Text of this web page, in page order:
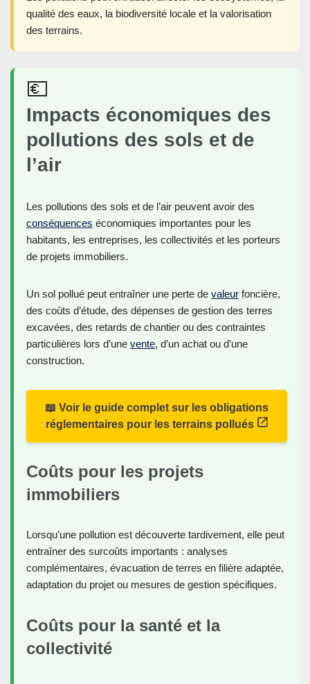
qualité des eaux, la biodiversité locale et la valorisation
des terrains.
💶
Impacts économiques des
pollutions des sols et de
l’air
Les pollutions des sols et de l’air peuvent avoir des
conséquences économiques importantes pour les
habitants, les entreprises, les collectivités et les porteurs
de projets immobiliers.
Un sol pollué peut entraîner une perte de valeur foncière,
des coûts d’étude, des dépenses de gestion des terres
excavées, des retards de chantier ou des contraintes
particulières lors d’une vente, d’un achat ou d’une
construction.
📖 Voir le guide complet sur les obligations
réglementaires pour les terrains pollués
Coûts pour les projets
immobiliers
Lorsqu’une pollution est découverte tardivement, elle peut
entraîner des surcoûts importants : analyses
complémentaires, évacuation de terres en filière adaptée,
adaptation du projet ou mesures de gestion spécifiques.
Coûts pour la santé et la
collectivité